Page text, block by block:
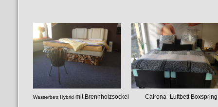
Wasserbett Hybrid mit Brennholzsockel Cairona-